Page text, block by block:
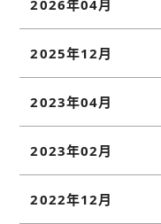
2026年04月
2025年12月
2023年04月
2023年02月
2022年12月